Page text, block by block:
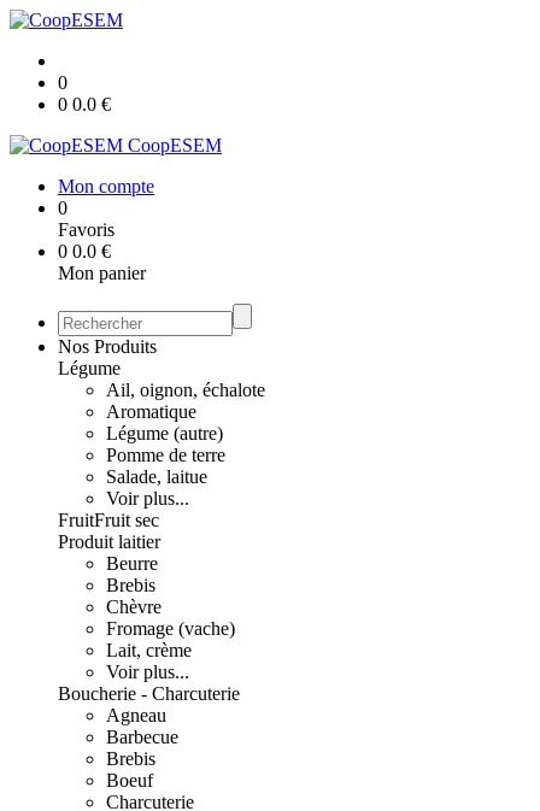
0
0 0.0 €
CoopESEM
Mon compte
0
Favoris
0 0.0 €
Mon panier
Nos Produits
Légume
Ail, oignon, échalote
Aromatique
Légume (autre)
Pomme de terre
Salade, laitue
Voir plus...
FruitFruit sec
Produit laitier
Beurre
Brebis
Chèvre
Fromage (vache)
Lait, crème
Voir plus...
Boucherie - Charcuterie
Agneau
Barbecue
Brebis
Boeuf
Charcuterie